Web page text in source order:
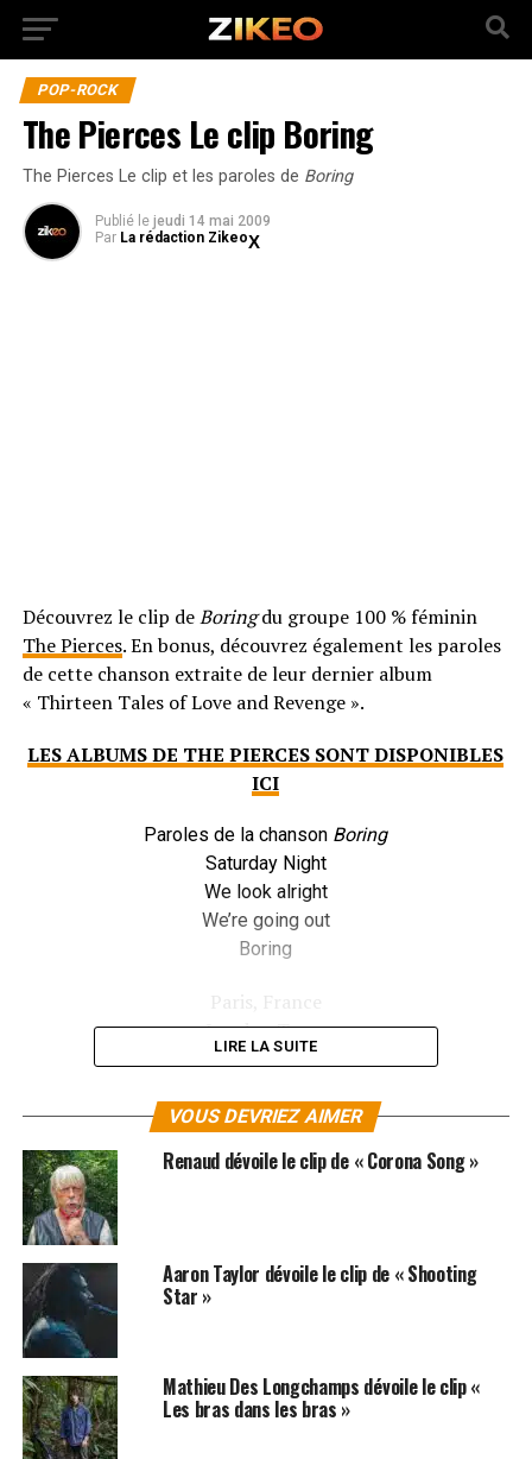
POP-ROCK
The Pierces Le clip Boring
The Pierces Le clip et les paroles de Boring
Publié le jeudi 14 mai 2009
Par La rédaction Zikeo
Découvrez le clip deBoringdu groupe 100 % féminin
The Pierces. En bonus, découvrez également les paroles
de cette chanson extraite de leur dernier album
« Thirteen Tales of Love and Revenge ».
LES ALBUMS DE THE PIERCES SONT DISPONIBLES
ICI
Paroles de la chanson Boring
Saturday Night
We look alright
We’re going out
Boring
London Town
NYC
Nothing thrills us Anymore
No one kills us Anymore
Boring
LIRE LA SUITE
VOUS DEVRIEZ AIMER
Renaud dévoile le clip de « Corona Song »
Aaron Taylor dévoile le clip de « Shooting
Star »
Mathieu Des Longchamps dévoile le clip «
Les bras dans les bras »